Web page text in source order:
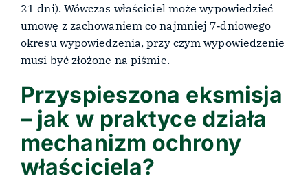
21 dni). Wówczas właściciel może wypowiedzieć
umowę z zachowaniem co najmniej 7‑dniowego
okresu wypowiedzenia, przy czym wypowiedzenie
musi być złożone na piśmie.
Przyspieszona eksmisja
– jak w praktyce działa
mechanizm ochrony
właściciela?